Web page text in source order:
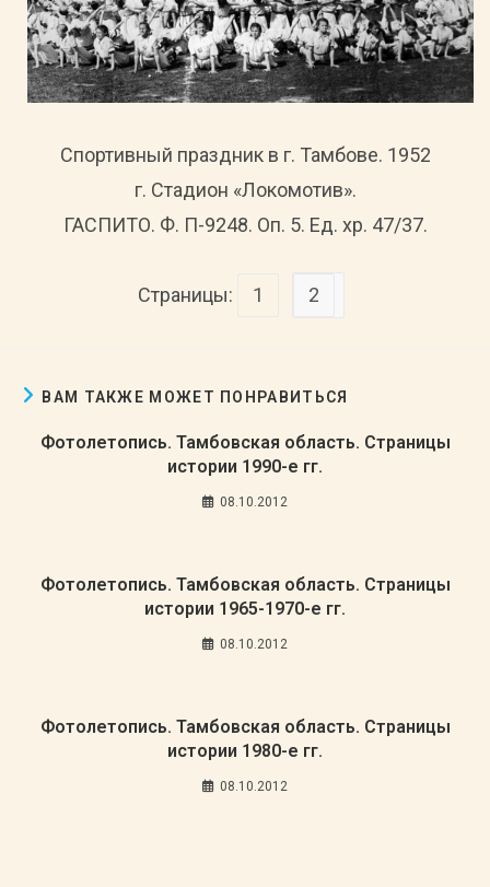
Спортивный праздник в г. Тамбове. 1952
г. Стадион «Локомотив».
ГАСПИТО. Ф. П-9248. Оп. 5. Ед. хр. 47/37.
Страницы: 1 2
ВАМ ТАКЖЕ МОЖЕТ ПОНРАВИТЬСЯ
Фотолетопись. Тамбовская область. Страницы
истории 1990-е гг.
08.10.2012
Фотолетопись. Тамбовская область. Страницы
истории 1965-1970-е гг.
08.10.2012
Фотолетопись. Тамбовская область. Страницы
истории 1980-е гг.
08.10.2012